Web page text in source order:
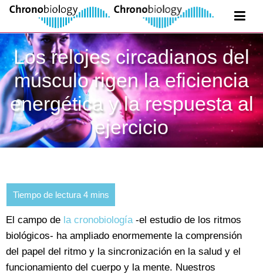
Los relojes circadianos del
músculo rigen la eficiencia
energética y la respuesta al
ejercicio
El campo de la cronobiología-el estudio de los ritmos
biológicos- ha ampliado enormemente la comprensión
del papel del ritmo y la sincronización en la salud y el
funcionamiento del cuerpo y la mente. Nuestros